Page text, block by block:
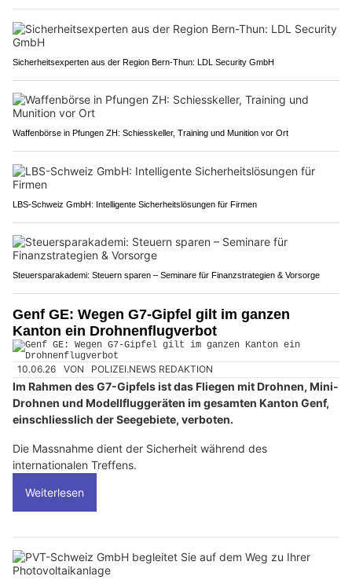
Sicherheitsexperten aus der Region Bern-Thun: LDL Security GmbH
Waffenbörse in Pfungen ZH: Schiesskeller, Training und Munition vor Ort
LBS-Schweiz GmbH: Intelligente Sicherheitslösungen für Firmen
Steuersparakademi: Steuern sparen – Seminare für Finanzstrategien & Vorsorge
Genf GE: Wegen G7-Gipfel gilt im ganzen
Kanton ein Drohnenflugverbot
10.06.26 VON POLIZEI.NEWS REDAKTION
Im Rahmen des G7-Gipfels ist das Fliegen mit Drohnen, Mini-
Drohnen und Modellfluggeräten im gesamten Kanton Genf,
einschliesslich der Seegebiete, verboten.
Die Massnahme dient der Sicherheit während des
internationalen Treffens.
Weiterlesen